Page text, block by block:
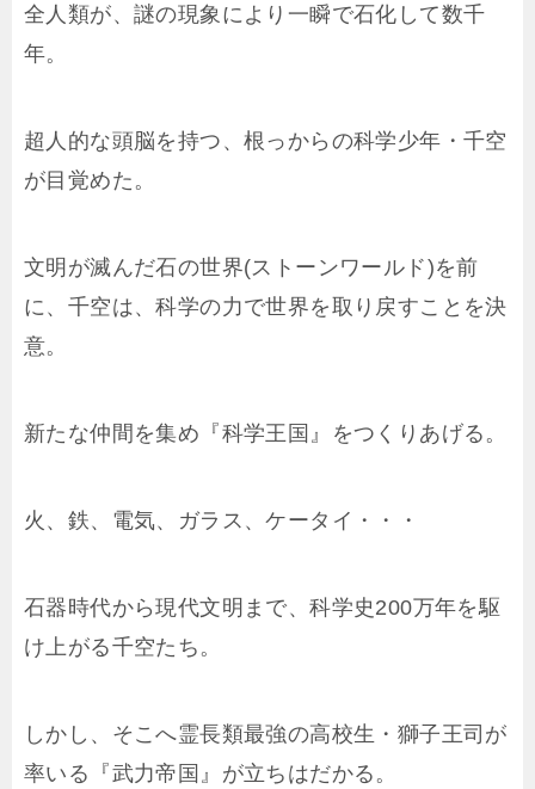
全人類が、謎の現象により一瞬で石化して数千
年。
超人的な頭脳を持つ、根っからの科学少年・千空
が目覚めた。
文明が滅んだ石の世界(ストーンワールド)を前
に、千空は、科学の力で世界を取り戻すことを決
意。
新たな仲間を集め『科学王国』をつくりあげる。
火、鉄、電気、ガラス、ケータイ・・・
石器時代から現代文明まで、科学史200万年を駆
け上がる千空たち。
しかし、そこへ霊長類最強の高校生・獅子王司が
率いる『武力帝国』が立ちはだかる。